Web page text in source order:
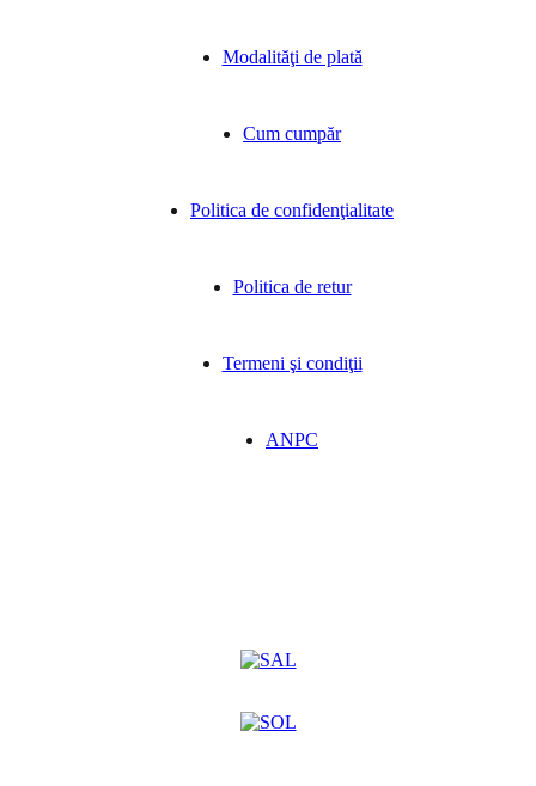
Modalităţi de plată
Cum cumpăr
Politica de confidenţialitate
Politica de retur
Termeni şi condiţii
ANPC